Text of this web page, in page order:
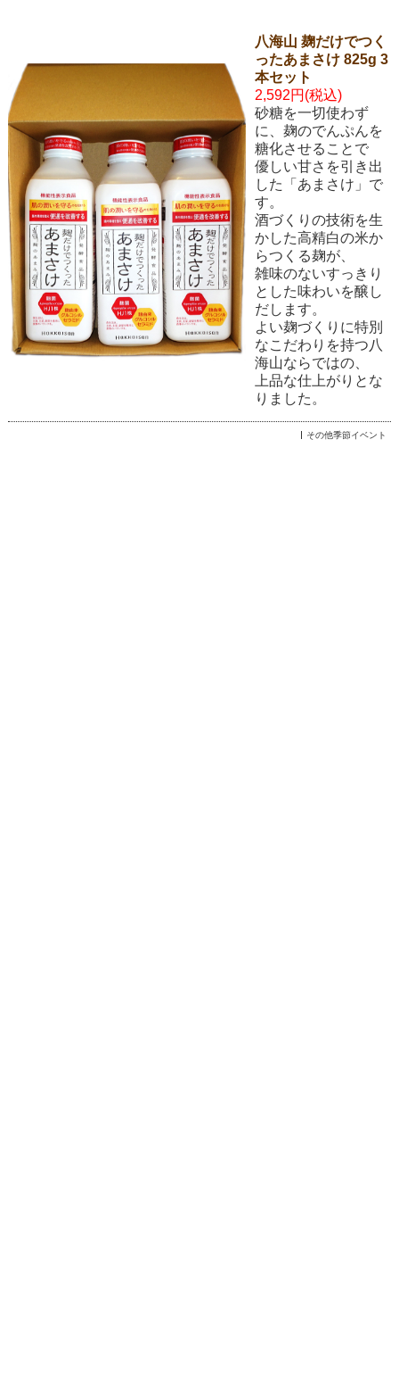
八海山 麹だけでつく
ったあまさけ 825g 3
本セット
2,592円(税込)
砂糖を一切使わず
に、麹のでんぷんを
糖化させることで
優しい甘さを引き出
した「あまさけ」で
す。
酒づくりの技術を生
かした高精白の米か
らつくる麹が、
雑味のないすっきり
とした味わいを醸し
だします。
よい麹づくりに特別
なこだわりを持つ八
海山ならではの、
上品な仕上がりとな
りました。
その他季節イベント